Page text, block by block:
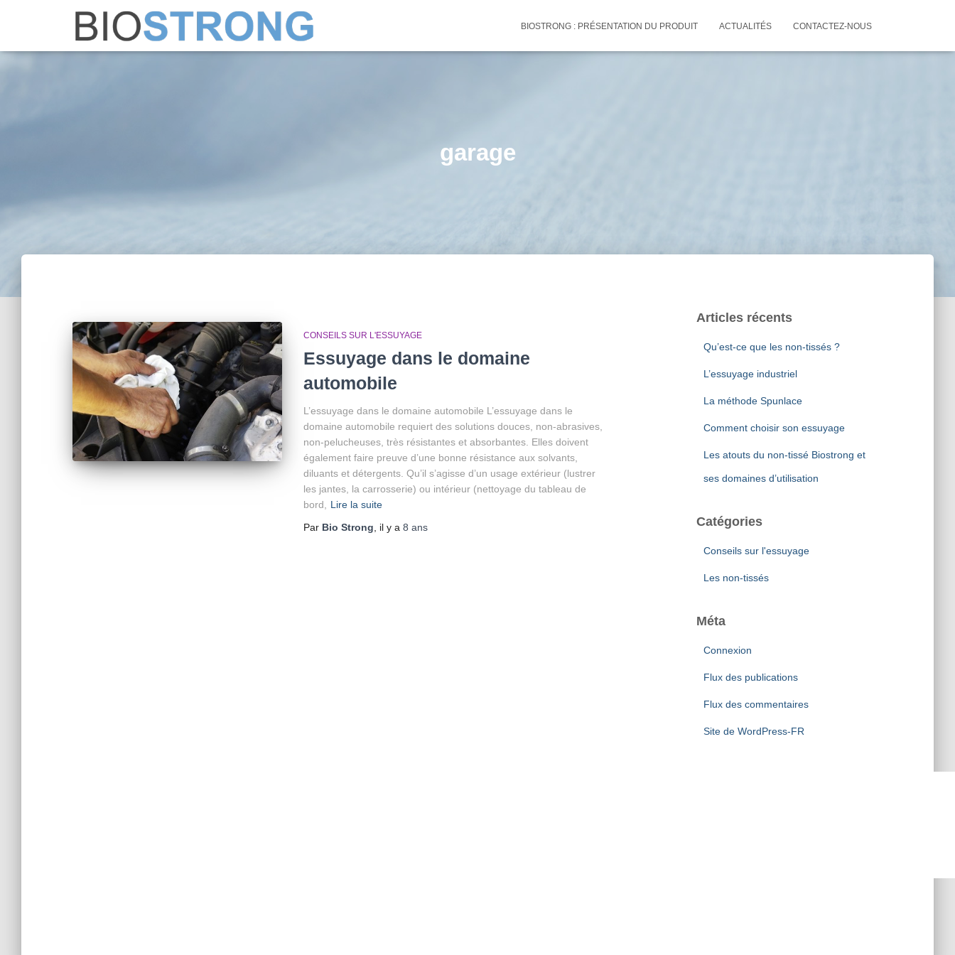
BIOSTRONG : PRÉSENTATION DU PRODUIT ACTUALITÉS CONTACTEZ-NOUS
garage
CONSEILS SUR L'ESSUYAGE
Essuyage dans le domaine
automobile
L’essuyage dans le domaine automobile L’essuyage dans le
domaine automobile requiert des solutions douces, non-abrasives,
non-pelucheuses, très résistantes et absorbantes. Elles doivent
également faire preuve d’une bonne résistance aux solvants,
diluants et détergents. Qu’il s’agisse d’un usage extérieur (lustrer
les jantes, la carrosserie) ou intérieur (nettoyage du tableau de
bord,
Lire la suite
Par Bio Strong , il y a 8 ans
Articles récents
Qu’est-ce que les non-tissés ?
L’essuyage industriel
La méthode Spunlace
Comment choisir son essuyage
Les atouts du non-tissé Biostrong et
ses domaines d’utilisation
Catégories
Conseils sur l'essuyage
Les non-tissés
Méta
Connexion
Flux des publications
Flux des commentaires
Site de WordPress-FR